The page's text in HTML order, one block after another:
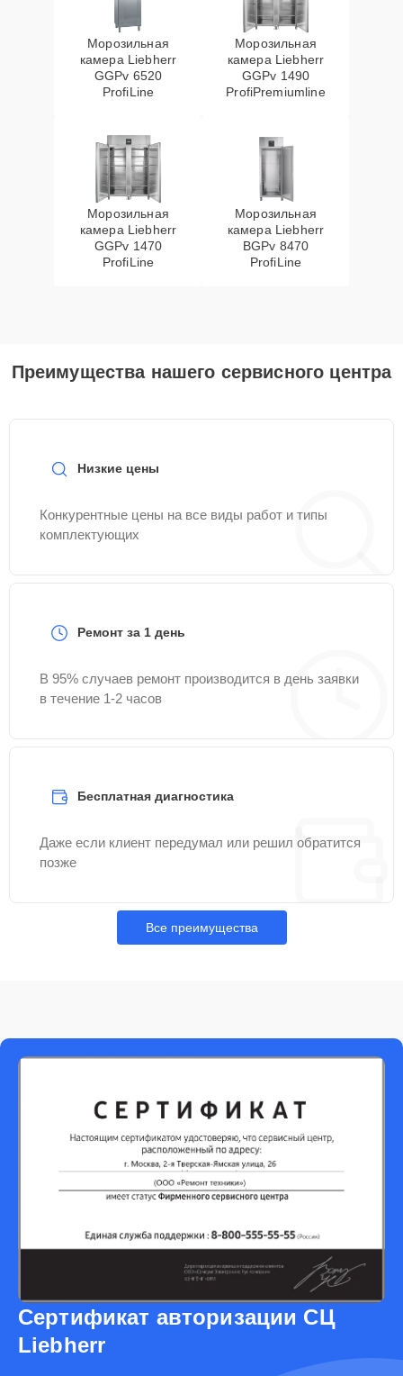
Морозильная
камера Liebherr
GGPv 6520
ProfiLine
Морозильная
камера Liebherr
GGPv 1490
ProfiPremiumline
Морозильная
камера Liebherr
GGPv 1470
ProfiLine
Морозильная
камера Liebherr
BGPv 8470
ProfiLine
Преимущества нашего сервисного центра
Низкие цены
Конкурентные цены на все виды работ и типы
комплектующих
Ремонт за 1 день
В 95% случаев ремонт производится в день заявки
в течение 1-2 часов
Бесплатная диагностика
Даже если клиент передумал или решил обратится
позже
Все преимущества
Сертификат авторизации СЦ
Liebherr